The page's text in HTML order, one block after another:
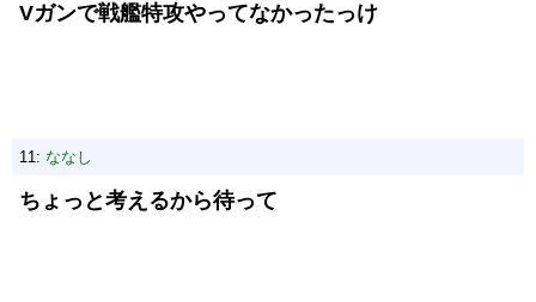
Vガンで戦艦特攻やってなかったっけ
11: ななし
ちょっと考えるから待って